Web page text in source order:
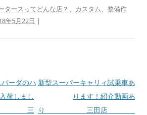
タースってどんな店？ 、 カスタム、 整備作
年5月22日 |
ーダのハ
荷しまし
り 三
新型スーパーキャリィ試乗車あ
ります！紹介動画あ
り 三田店